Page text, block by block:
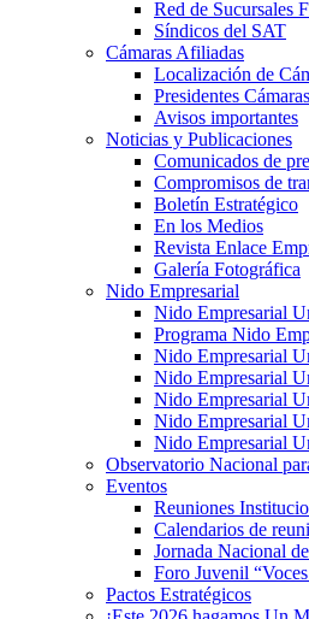
Red de Sucursales
Síndicos del SAT
Cámaras Afiliadas
Localización de
Presidentes
Avisos importantes
Noticias y Publicaciones
Comunicados de
Compromisos de
Boletín Estratégico
En los Medios
Revista Enlace
Galería Fotográfica
Nido Empresarial
Nido Empresarial
Programa Nido
Nido Empresarial
Nido Empresarial
Nido Empresarial
Nido Empresarial
Nido Empresarial
Observatorio Nacional
Eventos
Reuniones
Calendarios de
Jornada Nacional
Foro Juvenil
Pactos Estratégicos